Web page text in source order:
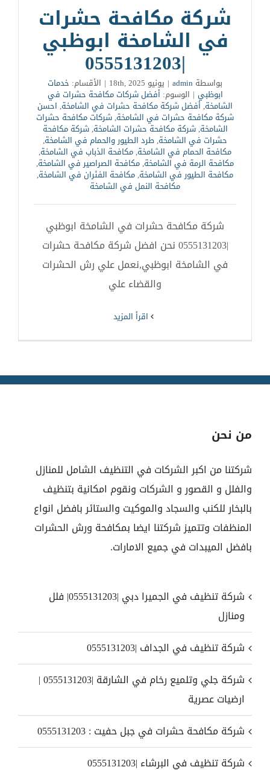
شركة مكافحة حشرات
في الشامخة ابوظبي
|0555131203
بواسطة admin
| يونيو 18th, 2025 | الأقسام: خدمات
ابوظبي | الوسوم: أفضل شركات مكافحة حشرات في
الشامخة,أفضل شركة مكافحة حشرات في الشامخة, احسن
شركة مكافحة حشرات في الشامخة,شركات مكافحة حشرات
الشامخة,شركة مكافحة حشرات الشامخة,شركة مكافحة
حشرات في الشامخة,طرد الطيور والحمام في الشامخة,
مكافحة الحمام في الشامخة,مكافحة الذباب في الشامخة,
مكافحة الرمة في الشامخة,مكافحة الصراصير في الشامخة,
مكافحة الطيور في الشامخة,مكافحة الفئران في الشامخة,
مكافحة النمل في الشامخة
شركة مكافحة حشرات في الشامخة ابوظبي
|0555131203 نحن افضل شركة مكافحة حشرات
في الشامخة ابوظبي,نعمل علي رش الحشرات
والقضاء علي
من نحن
شركتنا من اكبر الشركات في التنظيف الشامل للمنازل
والفلل و القصور و الشركات ونقوم امكانية بتنظيف
بالبخار للكنب والسجاد والموكيت والستائر بافضل انواع
المنظفات وتتميز شركتنا ايضا بمكافحة ورش الحشرات
بافضل الميبدات في جميع الامارات.
شركة تنظيف في الجميرا دبي |0555131203| فلل
ومنازل
شركة تنظيف في الجداف |0555131203
شركة جلي وتلميع رخام في الشارقة |0555131203 |
ارضيات عصرية
شركة مكافحة حشرات في جبل حفيت : 0555131203
شركة تنظيف في البرشاء |0555131203